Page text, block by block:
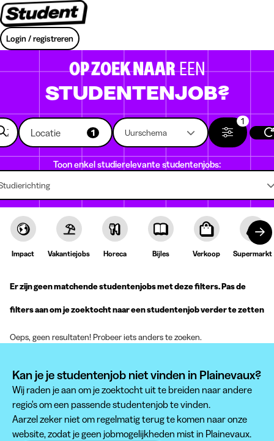
Login / registreren
OP ZOEK NAAREEN
STUDENTENJOB?
Locatie 1 Uurschema
1
Toon enkel studierelevante studentenjobs:
Impact Vakantiejobs Horeca Bijles Verkoop Supermarkt
Er zijn geen matchende studentenjobs met deze filters. Pas de
filters aan om je zoektocht naar een studentenjob verder te zetten
Oeps, geen resultaten! Probeer iets anders te zoeken.
Kan je je studentenjob niet vinden in Plainevaux?
Wij raden je aan om je zoektocht uit te breiden naar andere
regio's om een passende studentenjob te vinden.
Aarzel zeker niet om regelmatig terug te komen naar onze
website, zodat je geen jobmogelijkheden mist in Plainevaux.